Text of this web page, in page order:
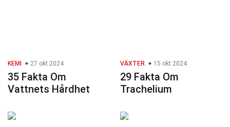
KEMI 27 okt 2024
35 Fakta Om
Vattnets Hårdhet
VÄXTER 15 okt 2024
29 Fakta Om
Trachelium